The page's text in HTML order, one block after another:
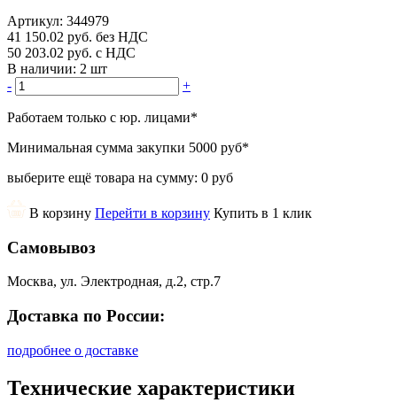
Артикул: 344979
41 150.02 руб. без НДС
50 203.02 руб. с НДС
В наличии: 2 шт
-
+
Работаем только с юр. лицами*
Минимальная сумма закупки 5000 руб*
выберите ещё товара на сумму: 0 руб
В корзину Перейти в корзину Купить в 1 клик
Самовывоз
Москва, ул. Электродная, д.2, стр.7
Доставка по России:
подробнее о доставке
Технические характеристики